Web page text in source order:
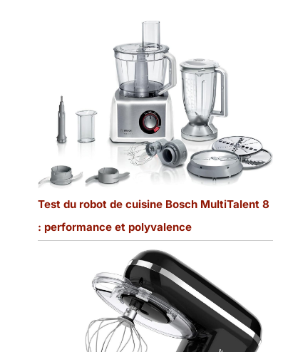
Test du robot de cuisine Bosch MultiTalent 8
: performance et polyvalence